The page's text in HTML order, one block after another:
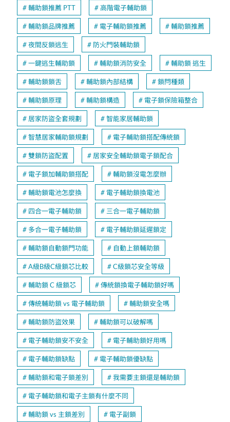
輔助鎖推薦 PTT 高階電子輔助鎖
輔助鎖品牌推薦 電子輔助鎖推薦 輔助鎖推薦
夜間反鎖逃生 防火門裝輔助鎖
一鍵逃生輔助鎖 輔助鎖消防安全 輔助鎖 逃生
輔助鎖鎖舌 輔助鎖內部結構 鎖閂種類
輔助鎖原理 輔助鎖構造 電子鎖保險箱整合
居家防盜全套規劃 智能家居輔助鎖
智慧居家輔助鎖規劃 電子輔助鎖搭配傳統鎖
雙鎖防盜配置 居家安全輔助鎖電子鎖配合
電子鎖加輔助鎖搭配 輔助鎖沒電怎麼辦
輔助鎖電池怎麼換 電子輔助鎖換電池
四合一電子輔助鎖 三合一電子輔助鎖
多合一電子輔助鎖 電子輔助鎖延遲鎖定
輔助鎖自動鎖門功能 自動上鎖輔助鎖
A級B級C級鎖芯比較 C級鎖芯安全等級
輔助鎖 C 級鎖芯 傳統鎖換電子輔助鎖好嗎
傳統輔助鎖 vs 電子輔助鎖 輔助鎖安全嗎
輔助鎖防盜效果 輔助鎖可以破解嗎
電子輔助鎖安不安全 電子輔助鎖好用嗎
電子輔助鎖缺點 電子輔助鎖優缺點
輔助鎖和電子鎖差別 我需要主鎖還是輔助鎖
電子輔助鎖和電子主鎖有什麼不同
輔助鎖 vs 主鎖差別 電子副鎖